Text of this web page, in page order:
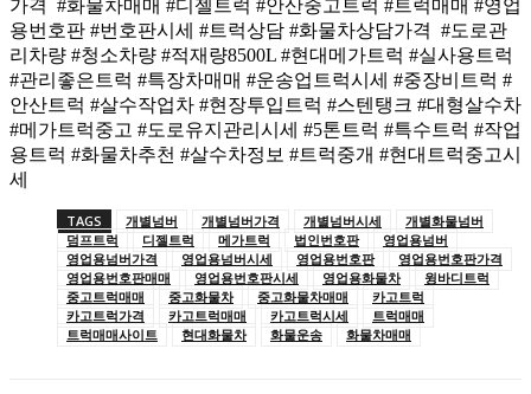
가격 #화물차매매 #디젤트럭 #안산중고트럭 #트럭매매 #영업
용번호판 #번호판시세 #트럭상담 #화물차상담가격 #도로관
리차량 #청소차량 #적재량8500L #현대메가트럭 #실사용트럭
#관리좋은트럭 #특장차매매 #운송업트럭시세 #중장비트럭 #
안산트럭 #살수작업차 #현장투입트럭 #스텐탱크 #대형살수차
#메가트럭중고 #도로유지관리시세 #5톤트럭 #특수트럭 #작업
용트럭 #화물차추천 #살수차정보 #트럭중개 #현대트럭중고시
세
TAGS 개별넘버 개별넘버가격 개별넘버시세
개별화물넘버
덤프트럭
디젤트럭 메가트럭 법인번호판
영업용넘버
영업용넘버가격
영업용넘버시세 영업용번호판
영업용번호판가격
영업용번호판매매
영업용번호판시세 영업용화물차
윙바디트럭
중고트럭매매
중고화물차 중고화물차매매
카고트럭
카고트럭가격
카고트럭매매 카고트럭시세
트럭매매
트럭매매사이트
현대화물차 화물운송 화물차매매